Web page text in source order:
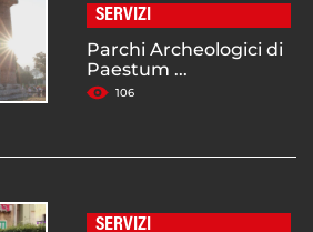
SERVIZI
Parchi Archeologici di
Paestum ...
106
SERVIZI